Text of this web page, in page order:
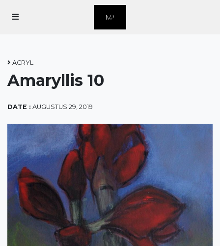
Over Marius
Over Grafiek
ACRYL
Amaryllis 10
DATE : AUGUSTUS 29, 2019